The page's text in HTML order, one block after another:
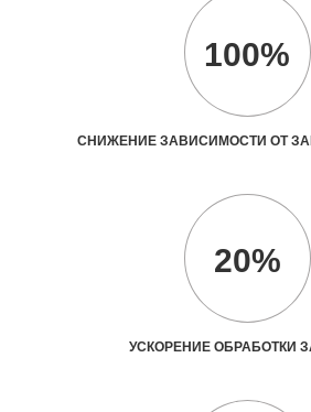
100%
СНИЖЕНИЕ ЗАВИСИМОСТИ ОТ
20%
УСКОРЕНИЕ ОБРАБОТКИ